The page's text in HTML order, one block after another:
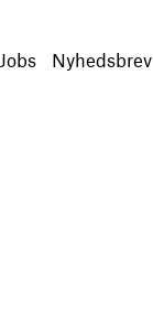
Jobs Nyhedsbrev